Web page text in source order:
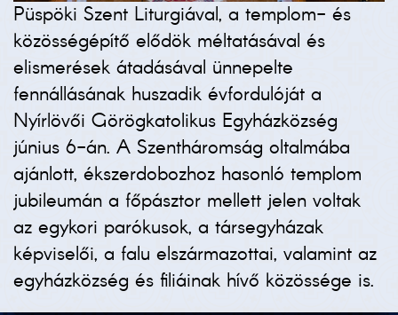
Püspöki Szent Liturgiával, a templom- és
közösségépítő elődök méltatásával és
elismerések átadásával ünnepelte
fennállásának huszadik évfordulóját a
Nyírlövői Görögkatolikus Egyházközség
június 6-án. A Szentháromság oltalmába
ajánlott, ékszerdobozhoz hasonló templom
jubileumán a főpásztor mellett jelen voltak
az egykori parókusok, a társegyházak
képviselői, a falu elszármazottai, valamint az
egyházközség és filiáinak hívő közössége is.